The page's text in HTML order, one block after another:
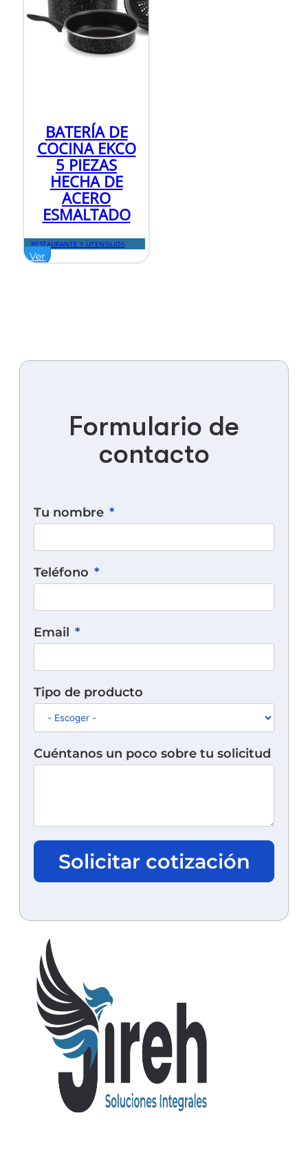
BATERÍA DE
COCINA EKCO
5 PIEZAS
HECHA DE
ACERO
ESMALTADO
RESTAURANTE Y UTENSILIOS
Ver
Formulario de
contacto
Tu nombre
Teléfono
Email
Tipo de producto
Cuéntanos un poco sobre tu solicitud
Solicitar cotización